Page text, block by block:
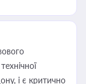
і є критично